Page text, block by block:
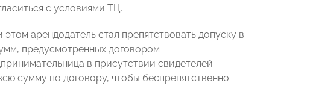
с условиями ТЦ.
арендодатель стал препятствовать допуску в
предусмотренных договором
в присутствии свидетелей
сумму по договору, чтобы беспрепятственно